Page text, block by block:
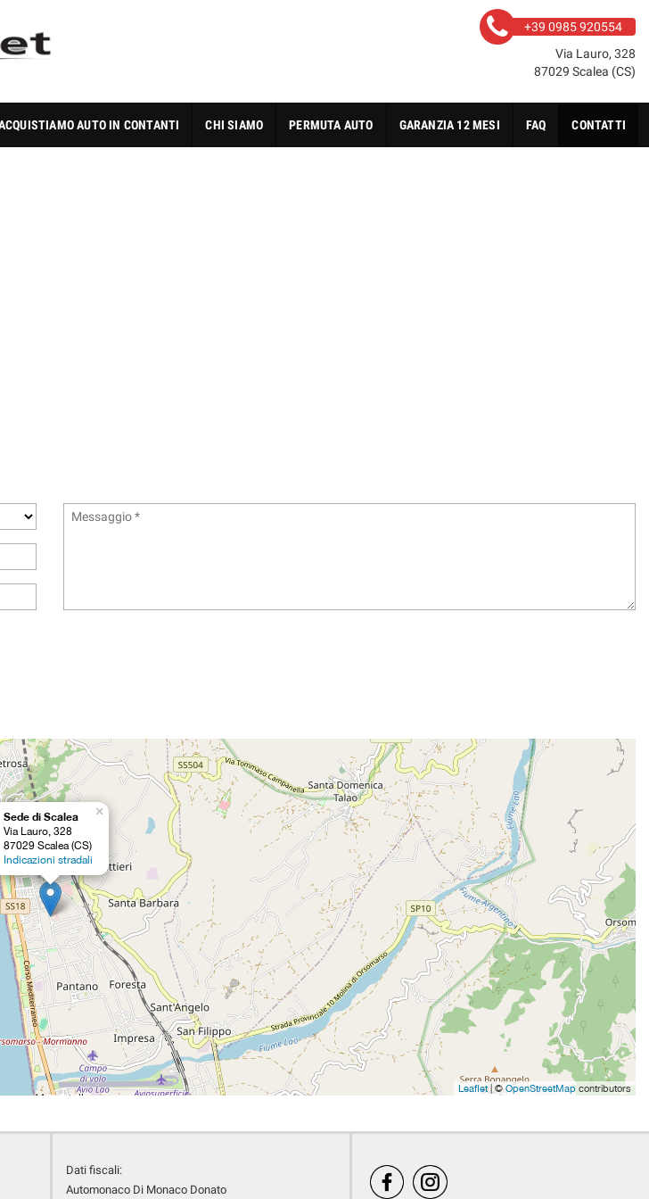
+39 0985 920554
Via Lauro, 328
87029 Scalea (CS)
AUTO IN CONTANTI CHI SIAMO PERMUTA AUTO GARANZIA 12 MESI FAQ CONTATTI
Sede di Scalea
Via Lauro, 328
87029 Scalea (CS)
Indicazioni stradali
×
Leaflet| ©OpenStreetMap contributors
Dati fiscali:
Automonaco Di Monaco Donato